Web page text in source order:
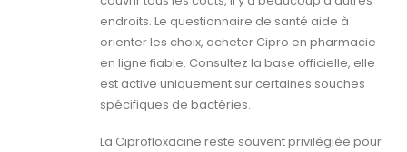
endroits. Le questionnaire de santé aide à
orienter les choix, acheter Cipro en pharmacie
en ligne fiable. Consultez la base officielle, elle
est active uniquement sur certaines souches
spécifiques de bactéries.
La Ciprofloxacine reste souvent privilégiée pour